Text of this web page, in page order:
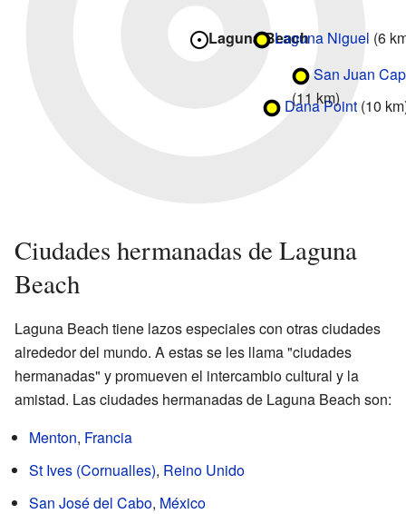
Laguna Beach
Dana Point(10
Laguna Niguel (6
San Juan
(11 km)
Ciudades hermanadas de Laguna
Beach
Laguna Beach tiene lazos especiales con otras ciudades
alrededor del mundo. A estas se les llama "ciudades
hermanadas" y promueven el intercambio cultural y la
amistad. Las ciudades hermanadas de Laguna Beach son:
Menton, Francia
St Ives (Cornualles), Reino Unido
San José del Cabo, México